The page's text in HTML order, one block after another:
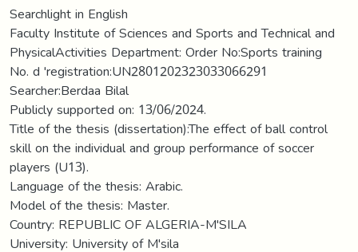
Searchlight in English
Faculty Institute of Sciences and Sports and Technical and
PhysicalActivities Department: Order No:Sports training
No. d 'registration:UN2801202323033066291
Searcher:Berdaa Bilal
Publicly supported on: 13/06/2024.
Title of the thesis (dissertation):The effect of ball control
skill on the individual and group performance of soccer
players (U13).
Language of the thesis: Arabic.
Model of the thesis: Master.
Country: REPUBLIC OF ALGERIA-M'SILA
University: University of M'sila